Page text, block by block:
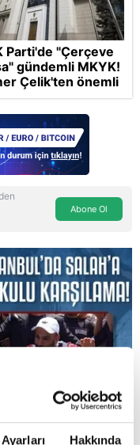
Hakkında
Parti'de "Çerçeve
gündemli MKYK!
Çelik'ten önemli
"2 yıllık
en önemli
aşamasındayız"
Abone Ol